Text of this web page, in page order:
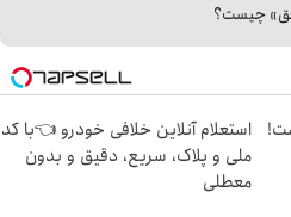
چیست؟
استعلام آنلاین خلافی خودرو 👈با کد
ملی و پلاک، سریع، دقیق و بدون
معطلی